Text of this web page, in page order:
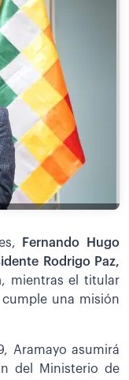
Fernando Hugo
Rodrigo Paz,
, mientras el titular
una misión
Aramayo asumirá
del Ministerio de